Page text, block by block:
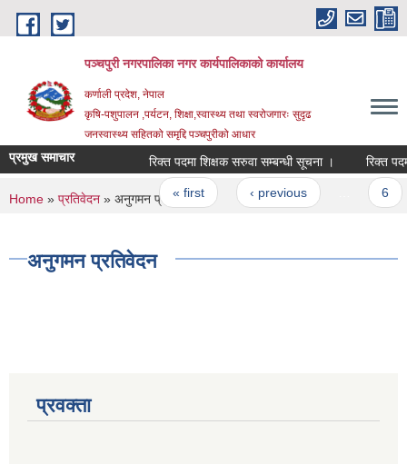
Skip to main content
पञ्चपुरी नगरपालिका नगर कार्यपालिकाको कार्यालय
कर्णाली प्रदेश, नेपाल
कृषि-पशुपालन ,पर्यटन, शिक्षा,स्वास्थ्य तथा स्वरोजगारः सुदृढ
जनस्वास्थ्य सहितको समृद्दि पञ्चपुरीको आधार
प्रमुख समाचार रिक्त पदमा शिक्षक सरुवा सम्बन्धी सूचना ।
Pages
« first ‹ previous
You are here
Home » प्रतिवेदन » अनुगमन प्रतिवेदन
अनुगमन प्रतिवेदन
प्रवक्ता